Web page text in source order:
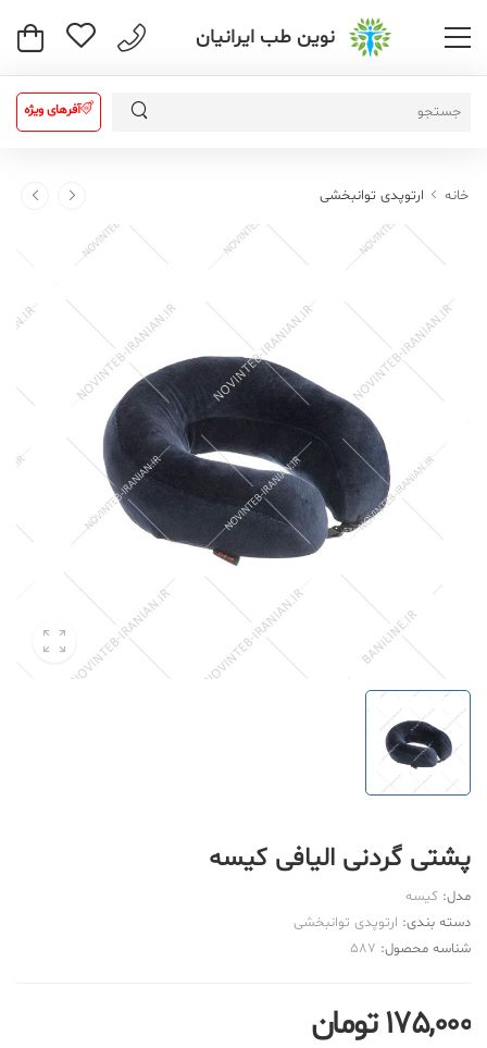
نوین طب ایرانیان
آفرهای ویژه
خانه ارتوپدی توانبخشی
پشتی گردنی الیافی کیسه
مدل: کیسه
دسته بندی: ارتوپدی توانبخشی
شناسه محصول: 587
175,000 تومان